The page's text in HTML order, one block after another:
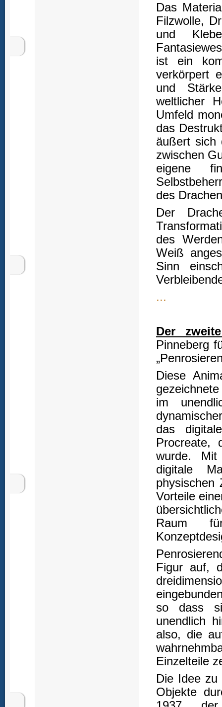
Das
Filzwolle,
und
ist ein
verkörpert
und
weltlicher
Umfeld
das
äußert sich
zwischen
eigene
des
Der
des
Weiß
Sinn
...
Der
Pinneberg
Diese
im
das
Procreate,
wurde. Mit
digitale
physischen
Vorteile
Raum
Figur auf,
so dass
unendlich
also, die
Einzelteile
Die Idee zu
Objekte